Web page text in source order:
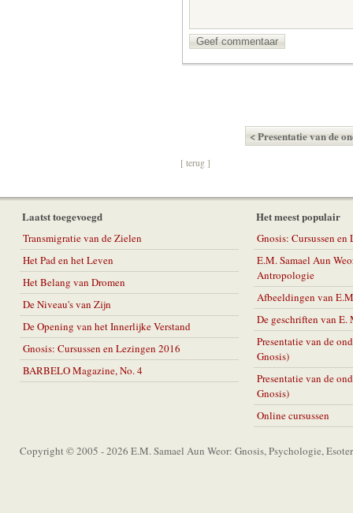
Geef commentaar
< Presentatie van de
[ terug ]
Laatst toegevoegd
Transmigratie van de Zielen
Het Pad en het Leven
Het Belang van Dromen
De Niveau's van Zijn
De Opening van het Innerlijke Verstand
Gnosis: Cursussen en Lezingen 2016
BARBELO Magazine, No. 4
Het meest populair
Gnosis: Cursussen
E.M. Samael Aun
Antropologie
Afbeeldingen van
De geschriften van E.
Presentatie van de
Gnosis)
Presentatie van de
Gnosis)
Online cursussen
Copyright © 2005 - 2026 E.M. Samael Aun Weor: Gnosis, Psychologie,